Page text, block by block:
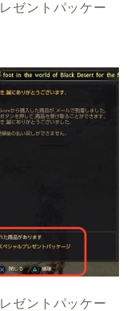
ゼントパッケー
ゼントパッケー